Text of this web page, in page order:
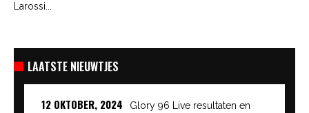
Larossi...
LAATSTE NIEUWTJES
12 OKTOBER, 2024
Glory 96 Live resultaten en